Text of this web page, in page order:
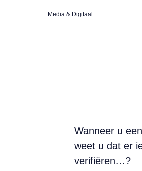
Media & Digitaal
Wanneer u
weet u dat er
verifiëren…?